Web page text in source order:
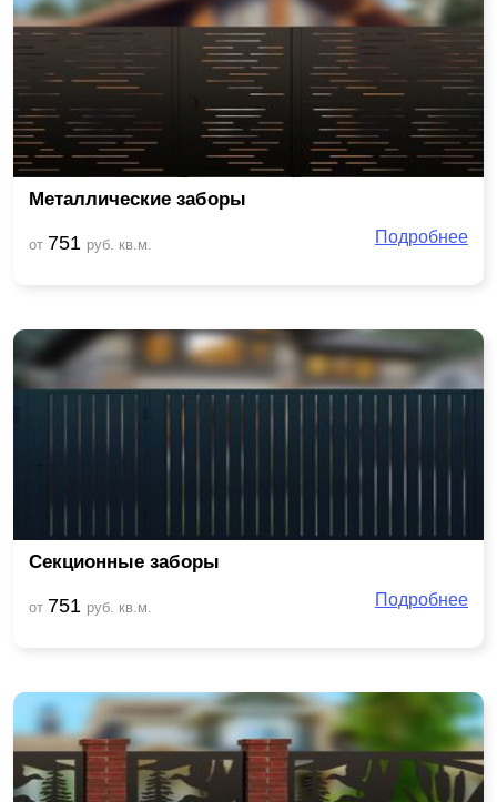
Металлические заборы
от 751 руб. кв.м. Подробнее
Секционные заборы
от 751 руб. кв.м. Подробнее